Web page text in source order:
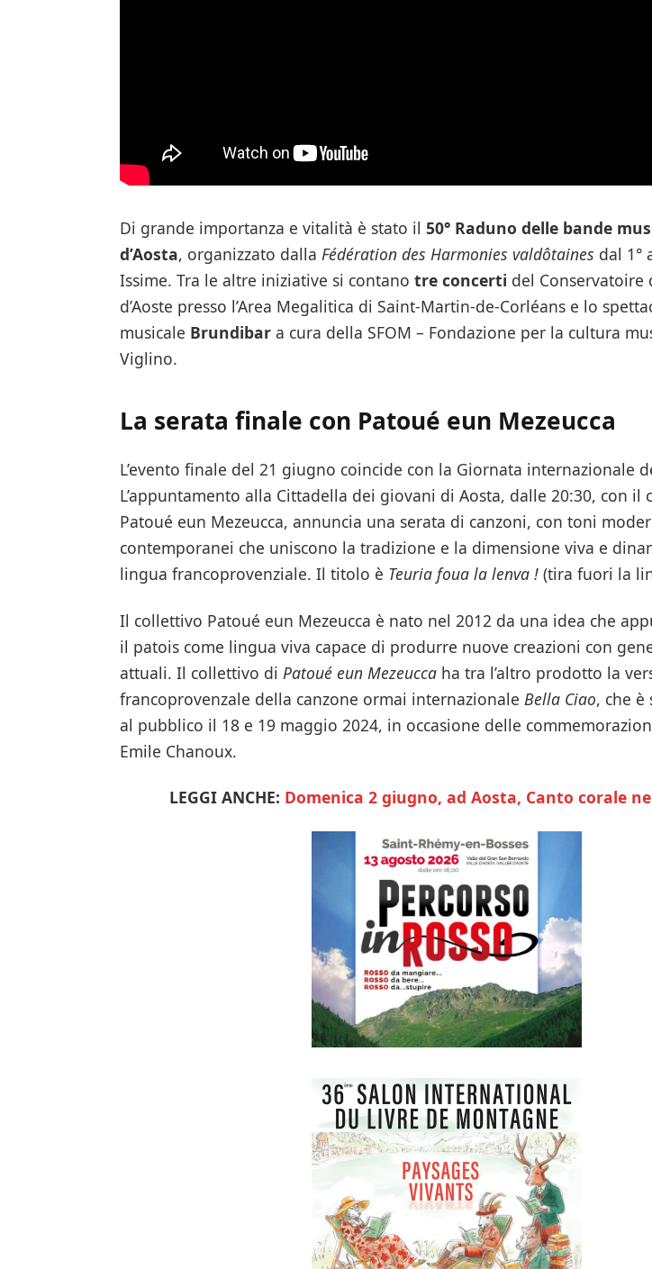
Di grande importanza e vitalità è stato il 50° Raduno delle bande
d’Aosta, organizzato dalla Fédération des Harmonies valdôtaines dal 1°
Issime. Tra le altre iniziative si contano tre concerti del Conservatoire
d’Aoste presso l’Area Megalitica di Saint-Martin-de-Corléans e lo
musicale Brundibara cura della SFOM – Fondazione per la cultura
Viglino.
La serata finale con Patoué eun Mezeucca
L’evento finale del 21 giugno coincide con la Giornata internazionale
L’appuntamento alla Cittadella dei giovani di Aosta, dalle 20:30, con il
Patoué eun Mezeucca, annuncia una serata di canzoni, con toni
contemporanei che uniscono la tradizione e la dimensione viva e
lingua francoprovenziale. Il titolo è Teuria foua la lenva !(tira fuori la
Il collettivo Patoué eun Mezeucca è nato nel 2012 da una idea che
il patois come lingua viva capace di produrre nuove creazioni con
attuali. Il collettivo di Patoué eun Mezeuccaha tra l’altro prodotto la
francoprovenzale della canzone ormai internazionale Bella Ciao, che è
al pubblico il 18 e 19 maggio 2024, in occasione delle
Emile Chanoux.
LEGGI ANCHE: Domenica 2 giugno, ad Aosta, Canto corale